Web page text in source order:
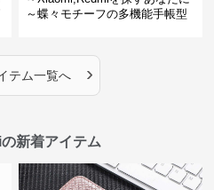
～蝶々モチーフの多機能手帳型
テム一覧へ ›
新着アイテム